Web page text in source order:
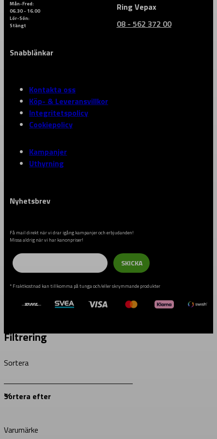
Mån-Fred:
06.30 - 16.00
Lör-Sön:
Stängt
Ring Vepax
08 - 562 372 00
Snabblänkar
Kontakta oss
Köp- & Leveransvillkor
Integritetspolicy
Cookiepolicy
Kampanjer
Uthyrning
Nyhetsbrev
Få mail direkt när vi drar igång kampanjer och erbjudanden!
Missa aldrig när vi har kanonpriser!
Email
SKICKA
* Fraktkostnad kan tillkomma på tunga och/eller skrymmande produkter
Filtrering
Sortera
Varumärke